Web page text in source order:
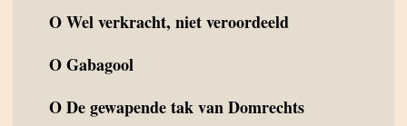
OWel verkracht, niet veroordeeld
OGabagool
ODe gewapende tak van Domrechts